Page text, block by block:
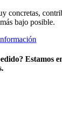
concretas,
bajo posible.
Estamos